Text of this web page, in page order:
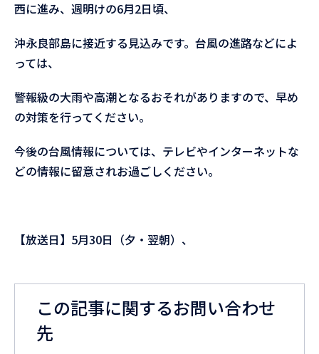
西に進み、週明けの6月2日頃、
沖永良部島に接近する見込みです。台風の進路などによ
っては、
警報級の大雨や高潮となるおそれがありますので、早め
の対策を行ってください。
今後の台風情報については、テレビやインターネットな
どの情報に留意されお過ごしください。
【放送日】5月30日（夕・翌朝）、
この記事に関するお問い合わせ
先